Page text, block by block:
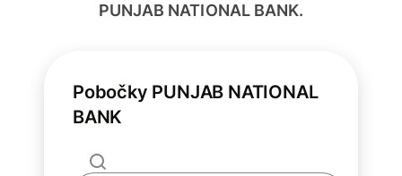
PUNJAB NATIONAL BANK.
Pobočky PUNJAB NATIONAL
BANK